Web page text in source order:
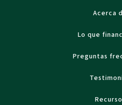
Acerca
Lo que
Preguntas